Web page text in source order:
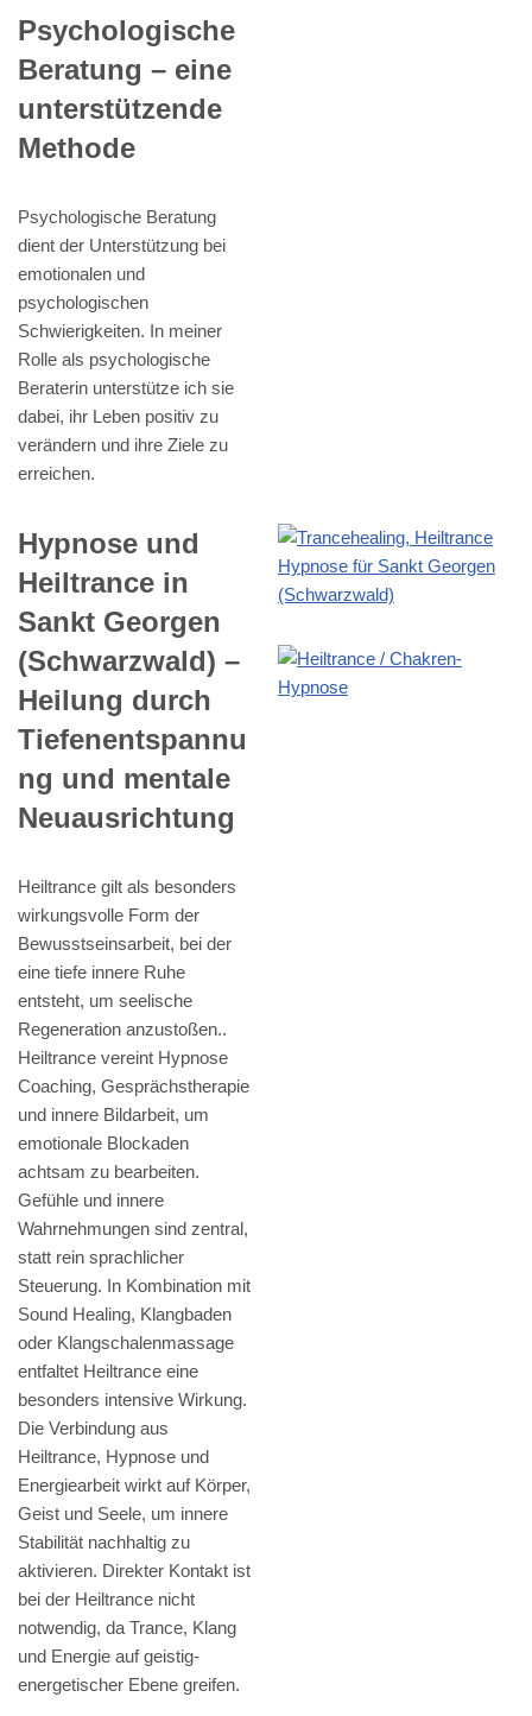
Psychologische
Beratung – eine
unterstützende
Methode
Psychologische Beratung
dient der Unterstützung bei
emotionalen und
psychologischen
Schwierigkeiten. In meiner
Rolle als psychologische
Beraterin unterstütze ich sie
dabei, ihr Leben positiv zu
verändern und ihre Ziele zu
erreichen.
Hypnose und
Heiltrance in
Sankt Georgen
(Schwarzwald) –
Heilung durch
Tiefenentspannu
ng und mentale
Neuausrichtung
Heiltrance gilt als besonders
wirkungsvolle Form der
Bewusstseinsarbeit, bei der
eine tiefe innere Ruhe
entsteht, um seelische
Regeneration anzustoßen..
Heiltrance vereint Hypnose
Coaching, Gesprächstherapie
und innere Bildarbeit, um
emotionale Blockaden
achtsam zu bearbeiten.
Gefühle und innere
Wahrnehmungen sind zentral,
statt rein sprachlicher
Steuerung. In Kombination mit
Sound Healing, Klangbaden
oder Klangschalenmassage
entfaltet Heiltrance eine
besonders intensive Wirkung.
Die Verbindung aus
Heiltrance, Hypnose und
Energiearbeit wirkt auf Körper,
Geist und Seele, um innere
Stabilität nachhaltig zu
aktivieren. Direkter Kontakt ist
bei der Heiltrance nicht
notwendig, da Trance, Klang
und Energie auf geistig-
energetischer Ebene greifen.